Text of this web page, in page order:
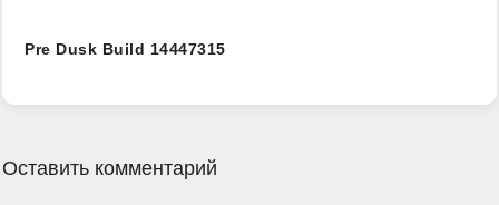
Pre Dusk Build 14447315
Оставить комментарий